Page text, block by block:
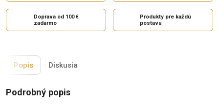
Doprava od 100 €
zadarmo
Produkty pre každú
postavu
Popis Diskusia
Podrobný popis